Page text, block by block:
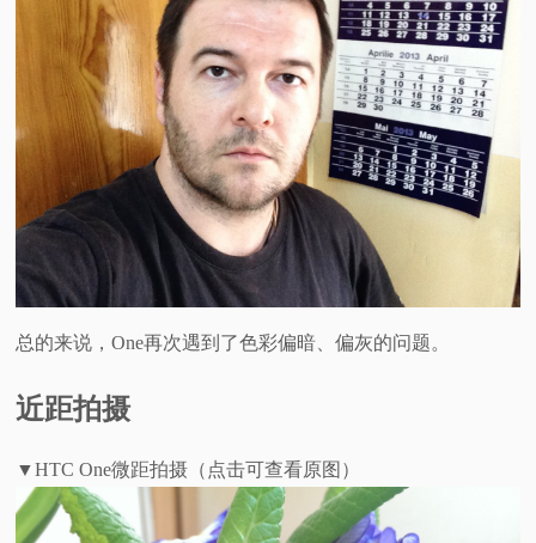
总的来说，One再次遇到了色彩偏暗、偏灰的问题。
近距拍摄
▼HTC One微距拍摄（点击可查看原图）